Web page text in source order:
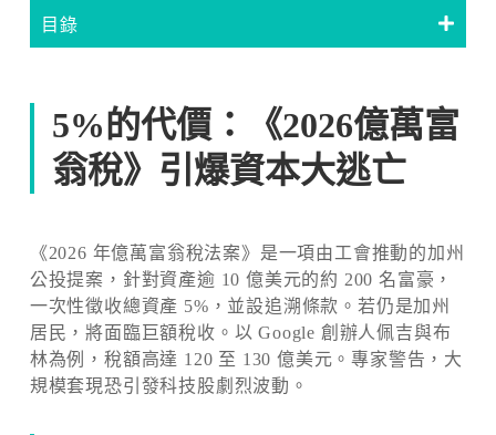
目錄
5%的代價：《2026億萬富
翁稅》引爆資本大逃亡
《2026 年億萬富翁稅法案》是一項由工會推動的加州
公投提案，針對資產逾 10 億美元的約 200 名富豪，
一次性徵收總資產 5%，並設追溯條款。若仍是加州
居民，將面臨巨額稅收。以 Google 創辦人佩吉與布
林為例，稅額高達 120 至 130 億美元。專家警告，大
規模套現恐引發科技股劇烈波動。